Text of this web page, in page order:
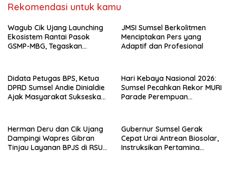
Rekomendasi untuk kamu
Wagub Cik Ujang Launching
Ekosistem Rantai Pasok
GSMP-MBG, Tegaskan
Kendalikan Inflasi
JMSI Sumsel Berkolitmen
Menciptakan Pers yang
Adaptif dan Profesional
Didata Petugas BPS, Ketua
DPRD Sumsel Andie Dinialdie
Ajak Masyarakat Sukseskan
Hari Kebaya Nasional 2026:
Sumsel Pecahkan Rekor MURI
Parade Perempuan
Herman Deru dan Cik Ujang
Dampingi Wapres Gibran
Tinjau Layanan BPJS di RSUD
Gubernur Sumsel Gerak
Cepat Urai Antrean Biosolar,
Instruksikan Pertamina